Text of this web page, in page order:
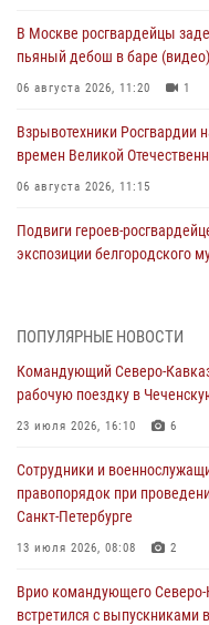
В Москве росгвардейцы
пьяный дебош в баре (видео)
06 августа 2026, 11:20 1
Взрывотехники Росгвардии
времен Великой
06 августа 2026, 11:15
Подвиги
экспозиции белгородского
матче в Москве обеспечила
06 августа 2026, 10:13
задержаны в Дагестане при
06 августа 2026, 09:00
В Югре при силовой
06 августа 2026, 08:56 2
ПОПУЛЯРНЫЕ НОВОСТИ
Командующий Северо-
рабочую поездку в
23 июля 2026, 16:10 6
Сотрудники и
правопорядок при
Санкт-Петербурге
13 июля 2026, 08:08 2
Врио командующего Северо-
встретился с выпускниками